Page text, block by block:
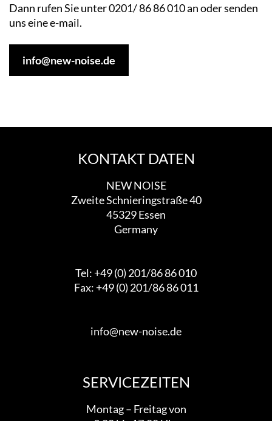
Dann rufen Sie unter 0201/ 86 86 010 an oder senden
uns eine e-mail.
info@new-noise.de
KONTAKT DATEN
NEW NOISE
Zweite Schnieringstraße 40
45329 Essen
Germany
Tel: +49 (0) 201/86 86 010
Fax: +49 (0) 201/86 86 011
info@new-noise.de
SERVICEZEITEN
Montag – Freitag von